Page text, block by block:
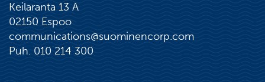
Keilaranta 13 A
02150 Espoo
communications@suominencorp.com
Puh. 010 214 300